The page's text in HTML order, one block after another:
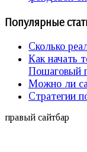
Популярные
Сколько
Как начать
Пошаговый
Можно ли
Стратегии
правый сайтбар